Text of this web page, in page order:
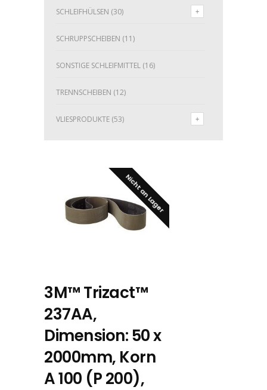
SCHLEIFHÜLSEN (30)
SCHRUPPSCHEIBEN (11)
SONSTIGE SCHLEIFMITTEL (16)
TRENNSCHEIBEN (12)
VLIESPRODUKTE (53)
Nicht an Lager
3M™ Trizact™
237AA,
Dimension: 50 x
2000mm, Korn
A 100 (P 200),